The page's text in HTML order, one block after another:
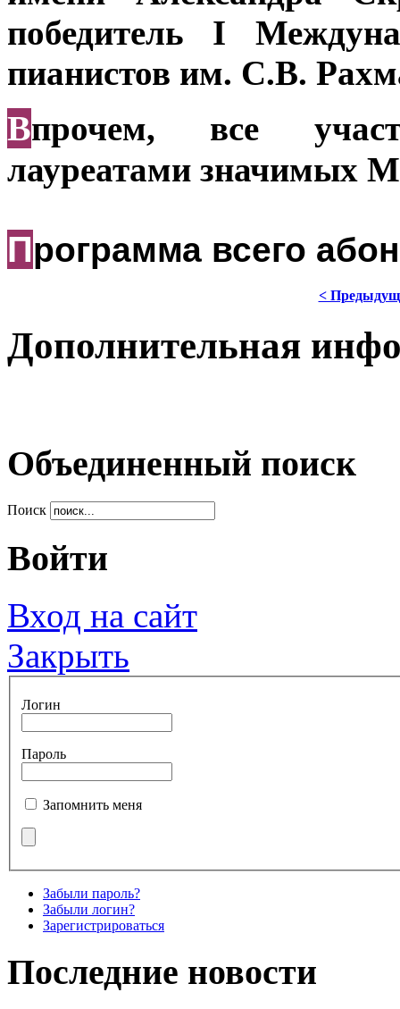
победитель I
пианистов им. С.В.
Впрочем, все
лауреатами значимых
Программа всего
<
Дополнительная
Объединенный поиск
Поиск
Войти
Вход на сайт
Закрыть
Логин
Пароль
Запомнить меня
Забыли пароль?
Забыли логин?
Зарегистрироваться
Последние новости